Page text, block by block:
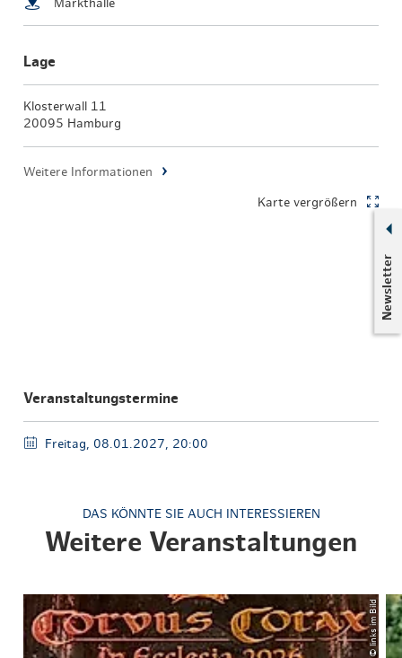
Newsletter
Markthalle
Lage
Klosterwall 11
20095 Hamburg
Weitere Informationen
Karte vergrößern
Veranstaltungstermine
Freitag, 08.01.2027, 20:00
DAS KÖNNTE SIE AUCH INTERESSIEREN
Weitere Veranstaltungen
© links im Bild